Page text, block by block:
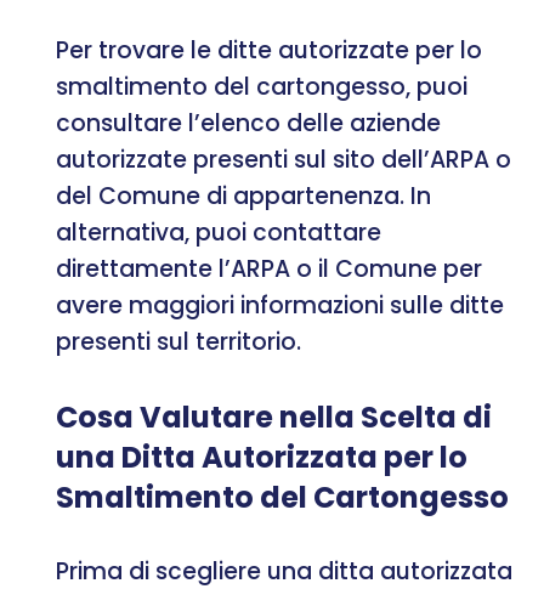
Per trovare le ditte autorizzate per lo
smaltimento del cartongesso, puoi
consultare l’elenco delle aziende
autorizzate presenti sul sito dell’ARPA o
del Comune di appartenenza. In
alternativa, puoi contattare
direttamente l’ARPA o il Comune per
avere maggiori informazioni sulle ditte
presenti sul territorio.
Cosa Valutare nella Scelta di
una Ditta Autorizzata per lo
Smaltimento del Cartongesso
Prima di scegliere una ditta autorizzata